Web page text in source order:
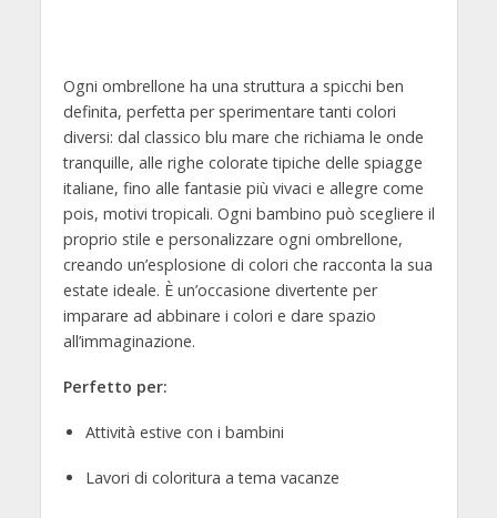
Ogni ombrellone ha una struttura a spicchi ben
definita, perfetta per sperimentare tanti colori
diversi: dal classico blu mare che richiama le onde
tranquille, alle righe colorate tipiche delle spiagge
italiane, fino alle fantasie più vivaci e allegre come
pois, motivi tropicali. Ogni bambino può scegliere il
proprio stile e personalizzare ogni ombrellone,
creando un’esplosione di colori che racconta la sua
estate ideale. È un’occasione divertente per
imparare ad abbinare i colori e dare spazio
all’immaginazione.
Perfetto per:
Attività estive con i bambini
Lavori di coloritura a tema vacanze